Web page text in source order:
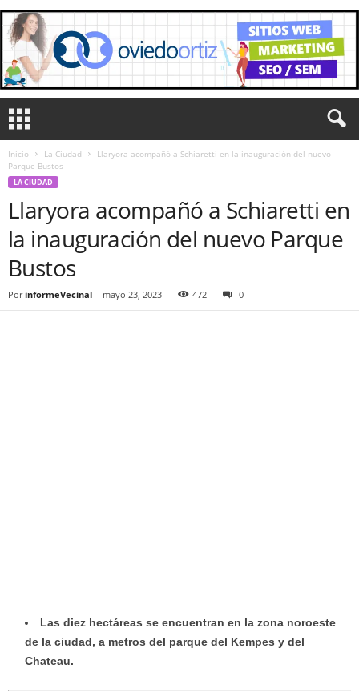
Inicio La Ciudad
Llaryora acompañó a Schiaretti en la inauguración del nuevo
Parque Bustos
LA CIUDAD
Llaryora acompañó a Schiaretti en
la inauguración del nuevo Parque
Bustos
Por informeVecinal - mayo 23, 2023 472 0
Las diez hectáreas se encuentran en la zona noroeste
de la ciudad, a metros del parque del Kempes y del
Chateau.